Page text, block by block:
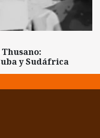
y Sudáfrica